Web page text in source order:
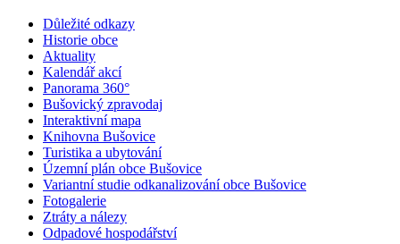
Důležité odkazy
Historie obce
Aktuality
Kalendář akcí
Panorama 360°
Bušovický zpravodaj
Interaktivní mapa
Knihovna Bušovice
Turistika a ubytování
Územní plán obce Bušovice
Variantní studie odkanalizování obce Bušovice
Fotogalerie
Ztráty a nálezy
Odpadové hospodářství